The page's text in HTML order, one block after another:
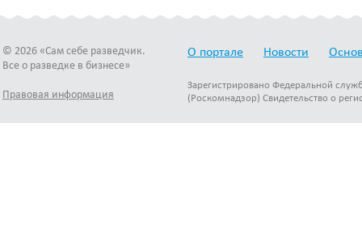
© 2026 «Сам себе разведчик.
Все о разведке в бизнесе»
Правовая информация
О портале Новости
Зарегистрировано Федеральной
(Роскомнадзор) Свидетельство о